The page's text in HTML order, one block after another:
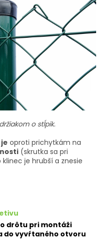
o stĺpik.
oproti prichytkám na
(skrutka sa pri
je hrubší a znesie
drôtu pri montáži
do vyvŕtaného otvoru